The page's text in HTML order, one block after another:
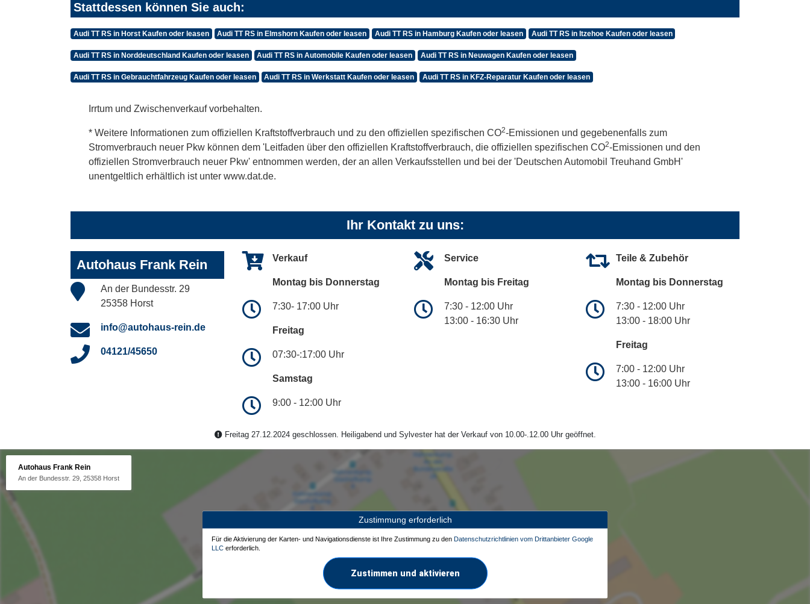
Stattdessen können Sie auch:
Audi TT RS in Horst Kaufen oder leasen Audi TT RS in Elmshorn Kaufen oder leasen Audi TT RS in Hamburg Kaufen oder leasen Audi TT RS in Itzehoe Kaufen oder leasen
Audi TT RS in Norddeutschland Kaufen oder leasen Audi TT RS in Automobile Kaufen oder leasen Audi TT RS in Neuwagen Kaufen oder leasen
Audi TT RS in Gebrauchtfahrzeug Kaufen oder leasen Audi TT RS in Werkstatt Kaufen oder leasen Audi TT RS in KFZ-Reparatur Kaufen oder leasen
Irrtum und Zwischenverkauf vorbehalten.
* Weitere Informationen zum offiziellen Kraftstoffverbrauch und zu den offiziellen spezifischen CO2-Emissionen und gegebenenfalls zum
Stromverbrauch neuer Pkw können dem 'Leitfaden über den offiziellen Kraftstoffverbrauch, die offiziellen spezifischen CO2-Emissionen und den
offiziellen Stromverbrauch neuer Pkw' entnommen werden, der an allen Verkaufsstellen und bei der 'Deutschen Automobil Treuhand GmbH'
unentgeltlich erhältlich ist unter www.dat.de.
Ihr Kontakt zu uns:
Autohaus Frank Rein
An der Bundesstr. 29
25358 Horst
info@autohaus-rein.de
04121/45650
Verkauf
Montag bis Donnerstag
7:30- 17:00 Uhr
Freitag
07:30-:17:00 Uhr
Samstag
9:00 - 12:00 Uhr
Service
Montag bis Freitag
7:30 - 12:00 Uhr
13:00 - 16:30 Uhr
Teile & Zubehör
Montag bis Donnerstag
7:30 - 12:00 Uhr
13:00 - 18:00 Uhr
Freitag
7:00 - 12:00 Uhr
13:00 - 16:00 Uhr
Freitag 27.12.2024 geschlossen. Heiligabend und Sylvester hat der Verkauf von 10.00-.12.00 Uhr geöffnet.
Autohaus Frank Rein
An der Bundesstr. 29, 25358 Horst
Zustimmung erforderlich
Für die Aktivierung der Karten- und Navigationsdienste ist Ihre Zustimmung zu den Datenschutzrichtlinien vom Drittanbieter Google
LLC erforderlich.
Zustimmen und aktivieren